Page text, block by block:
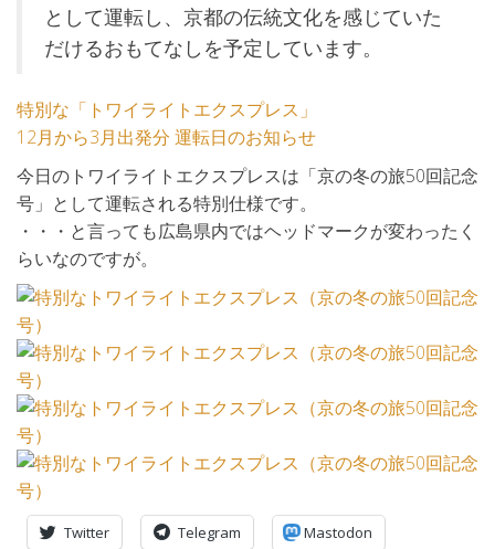
として運転し、京都の伝統文化を感じていた
だけるおもてなしを予定しています。
特別な「トワイライトエクスプレス」
12月から3月出発分 運転日のお知らせ
今日のトワイライトエクスプレスは「京の冬の旅50回記念
号」として運転される特別仕様です。
・・・と言っても広島県内ではヘッドマークが変わったく
らいなのですが。
Twitter Telegram Mastodon